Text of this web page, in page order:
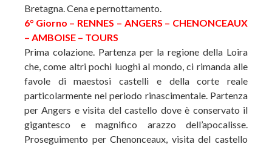
Bretagna. Cena e pernottamento.
6° Giorno – RENNES – ANGERS – CHENONCEAUX
– AMBOISE – TOURS
Prima colazione. Partenza per la regione della Loira
che, come altri pochi luoghi al mondo, ci rimanda alle
favole di maestosi castelli e della corte reale
particolarmente nel periodo rinascimentale. Partenza
per Angers e visita del castello dove è conservato il
gigantesco e magnifico arazzo dell’apocalisse.
Proseguimento per Chenonceaux, visita del castello